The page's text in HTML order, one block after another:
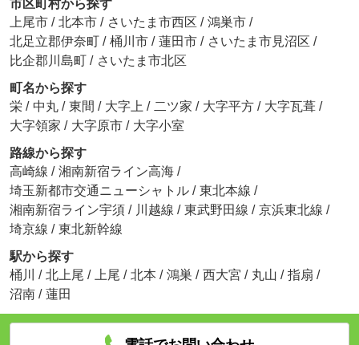
市区町村から探す
上尾市 / 北本市 / さいたま市西区 / 鴻巣市 /
北足立郡伊奈町 / 桶川市 / 蓮田市 / さいたま市見沼区 /
比企郡川島町 / さいたま市北区
町名から探す
栄 / 中丸 / 東間 / 大字上 / 二ツ家 / 大字平方 / 大字瓦葺 /
大字領家 / 大字原市 / 大字小室
路線から探す
高崎線 / 湘南新宿ライン高海 /
埼玉新都市交通ニューシャトル / 東北本線 /
湘南新宿ライン宇須 / 川越線 / 東武野田線 / 京浜東北線 /
埼京線 / 東北新幹線
駅から探す
桶川
/ 北上尾 / 上尾 / 北本 / 鴻巣 / 西大宮 / 丸山 / 指扇 /
沼南 / 蓮田